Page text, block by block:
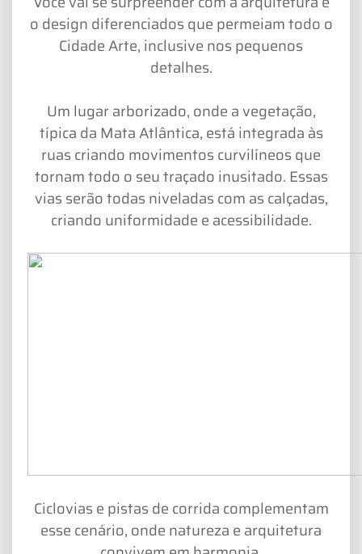
o design diferenciados que permeiam todo o
Cidade Arte, inclusive nos pequenos
detalhes.
Um lugar arborizado, onde a vegetação,
típica da Mata Atlântica, está integrada às
ruas criando movimentos curvilíneos que
tornam todo o seu traçado inusitado. Essas
vias serão todas niveladas com as calçadas,
criando uniformidade e acessibilidade.
Ciclovias e pistas de corrida complementam
esse cenário, onde natureza e arquitetura